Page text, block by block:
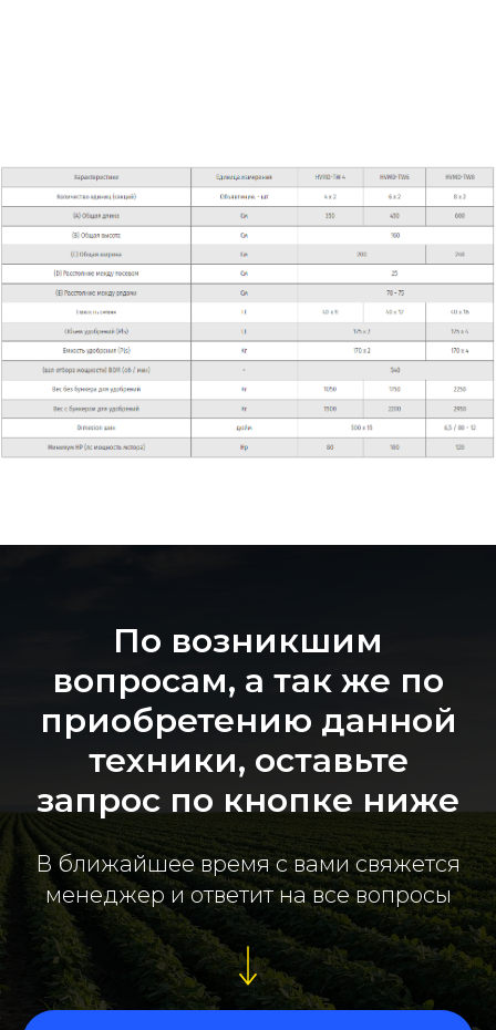
По возникшим
вопросам, а так же по
приобретению данной
техники, оставьте
запрос по кнопке ниже
В ближайшее время с вами свяжется
менеджер и ответит на все вопросы